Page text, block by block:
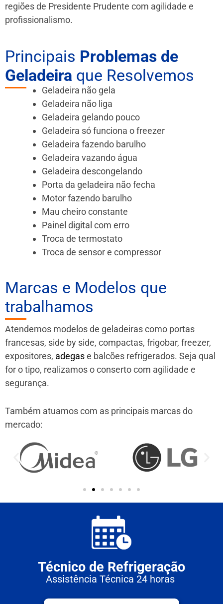
regiões de Presidente Prudente com agilidade e
profissionalismo.
Principais Problemas de
Geladeira que Resolvemos
Geladeira não gela
Geladeira não liga
Geladeira gelando pouco
Geladeira só funciona o freezer
Geladeira fazendo barulho
Geladeira vazando água
Geladeira descongelando
Porta da geladeira não fecha
Motor fazendo barulho
Mau cheiro constante
Painel digital com erro
Troca de termostato
Troca de sensor e compressor
Marcas e Modelos que
trabalhamos
Atendemos modelos de geladeiras como portas
francesas, side by side, compactas, frigobar, freezer,
expositores, adegase balcões refrigerados. Seja qual
for o tipo, realizamos o conserto com agilidade e
segurança.
Também atuamos com as principais marcas do
mercado:
Técnico de Refrigeração
Assistência Técnica 24 horas